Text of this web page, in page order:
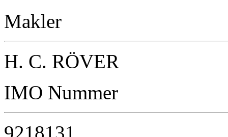
Makler
H. C. RÖVER
IMO Nummer